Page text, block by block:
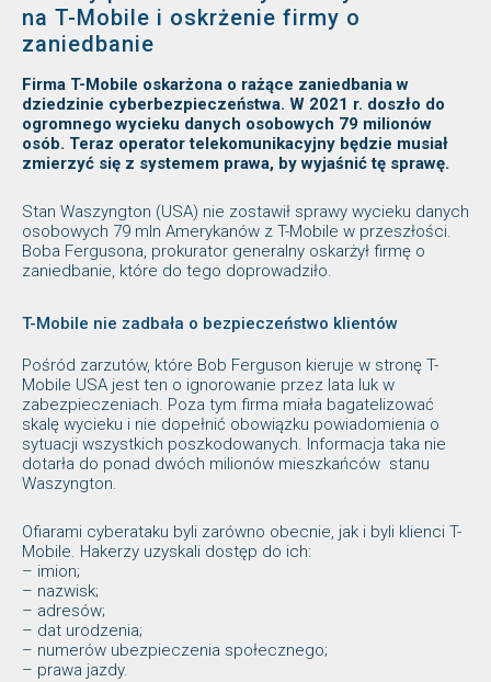
na T-Mobile i oskrżenie firmy o
zaniedbanie
Firma T-Mobile oskarżona o rażące zaniedbania w
dziedzinie cyberbezpieczeństwa. W 2021 r. doszło do
ogromnego wycieku danych osobowych 79 milionów
osób. Teraz operator telekomunikacyjny będzie musiał
zmierzyć się z systemem prawa, by wyjaśnić tę sprawę.
Stan Waszyngton (USA) nie zostawił sprawy wycieku danych
osobowych 79 mln Amerykanów z T-Mobile w przeszłości.
Boba Fergusona, prokurator generalny oskarżył firmę o
zaniedbanie, które do tego doprowadziło.
T-Mobile nie zadbała o bezpieczeństwo klientów
Pośród zarzutów, które Bob Ferguson kieruje w stronę T-
Mobile USA jest ten o ignorowanie przez lata luk w
zabezpieczeniach. Poza tym firma miała bagatelizować
skalę wycieku i nie dopełnić obowiązku powiadomienia o
sytuacji wszystkich poszkodowanych. Informacja taka nie
dotarła do ponad dwóch milionów mieszkańców stanu
Waszyngton.
Ofiarami cyberataku byli zarówno obecnie, jak i byli klienci T-
Mobile. Hakerzy uzyskali dostęp do ich:
– imion;
– nazwisk;
– adresów;
– dat urodzenia;
– numerów ubezpieczenia społecznego;
– prawa jazdy.